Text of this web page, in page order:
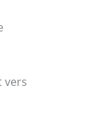
vers